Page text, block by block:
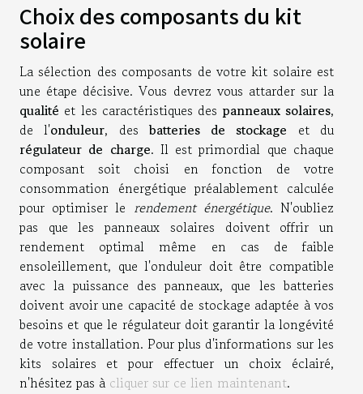
Choix des composants du kit
solaire
La sélection des composants de votre kit solaire est
une étape décisive. Vous devrez vous attarder sur la
qualité et les caractéristiques des panneaux solaires,
de l'onduleur, des batteries de stockage et du
régulateur de charge. Il est primordial que chaque
composant soit choisi en fonction de votre
consommation énergétique préalablement calculée
pour optimiser le rendement énergétique. N'oubliez
pas que les panneaux solaires doivent offrir un
rendement optimal même en cas de faible
ensoleillement, que l'onduleur doit être compatible
avec la puissance des panneaux, que les batteries
doivent avoir une capacité de stockage adaptée à vos
besoins et que le régulateur doit garantir la longévité
de votre installation. Pour plus d'informations sur les
kits solaires et pour effectuer un choix éclairé,
n'hésitez pas à cliquer sur ce lien maintenant.